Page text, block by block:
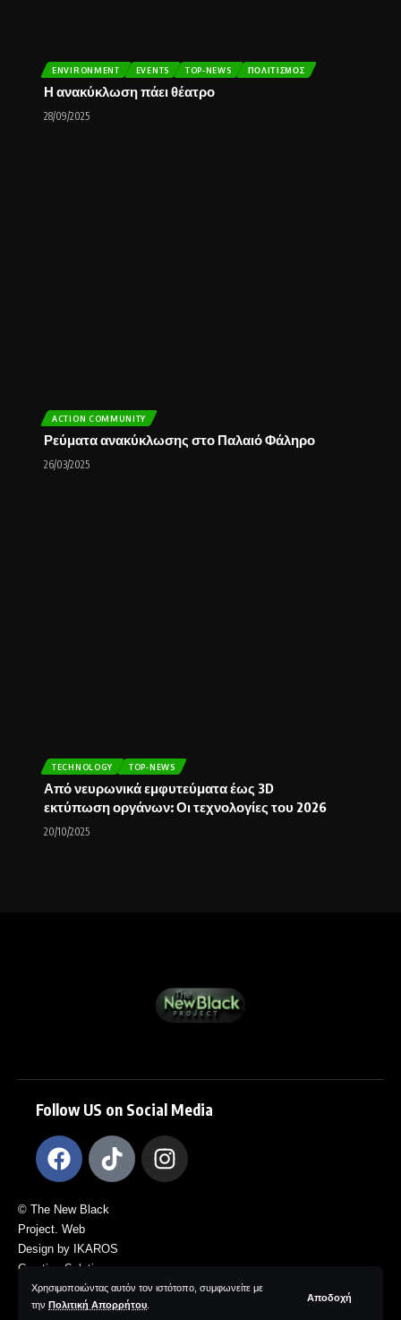
Χρησιμοποιώντας αυτόν τον ιστότοπο, συμφωνείτε με
την Πολιτική Απορρήτου
Αποδοχή
ENVIRONMENT EVENTS TOP-NEWS ΠΟΛΙΤΙΣΜΌΣ
Η ανακύκλωση πάει θέατρο
28/09/2025
ACTION COMMUNITY
Ρεύματα ανακύκλωσης στο Παλαιό Φάληρο
26/03/2025
TECHNOLOGY TOP-NEWS
Από νευρωνικά εμφυτεύματα έως 3D
εκτύπωση οργάνων: Οι τεχνολογίες του 2026
20/10/2025
Follow US on Social Media
© The New Black
Project. Web
Design by IKAROS
Creative Solutions.
All Rights
Reserved.